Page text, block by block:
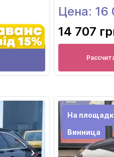
Херсон
Хмельницкий
Чернигов
Цена: 16
14 707
На
Винница